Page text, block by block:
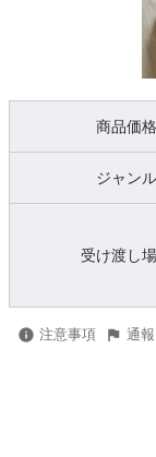
商品価格
ジャンル
受け渡し
注意事項 通報